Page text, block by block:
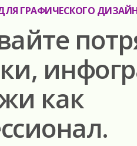
ГРАФИЧЕСКОГО
как